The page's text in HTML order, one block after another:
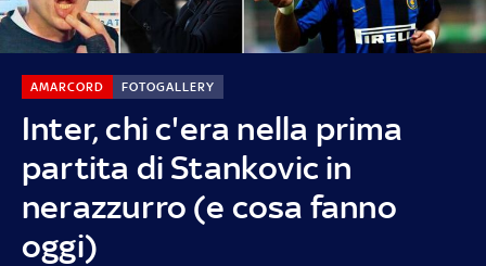
Inter, chi c'era nella prima
partita di Stankovic in
nerazzurro (e cosa fanno
oggi)
AMARCORD FOTOGALLERY